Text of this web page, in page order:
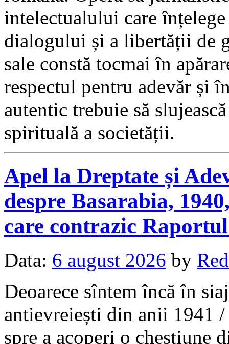
intelectualului care
dialogului și a libertății de
sale constă tocmai în
respectul pentru adevăr și
autentic trebuie să
spirituală a societății.
Apel la Dreptate și
despre Basarabia,
care contrazic
Data: 6 august 2026 by
Deoarece sîntem încă în
antievreiești din anii 1941
spre a acoperi o chestiune